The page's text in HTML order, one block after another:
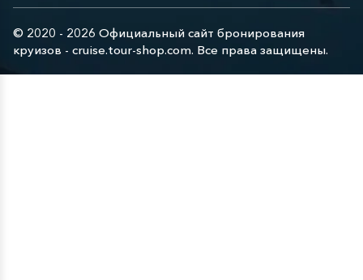
© 2020 - 2026 Официальный сайт бронирования
круизов - cruise.tour-shop.com. Все права защищены.